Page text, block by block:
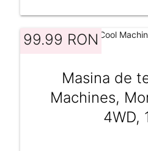
99.99 RON
Masina de
Machines,
4WD,